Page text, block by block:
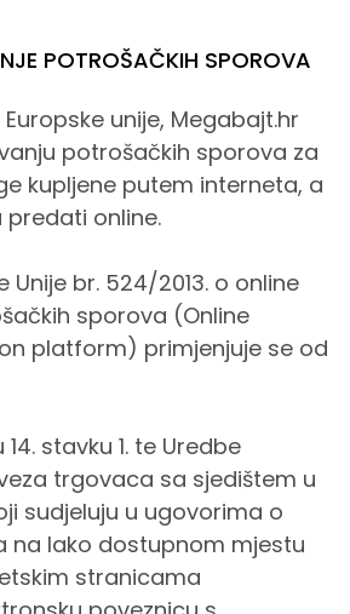
POTROŠAČKIH SPOROVA
unije, Megabajt.hr
potrošačkih sporova za
kupljene putem interneta, a
predati online.
Unije br. 524/2013. o online
sporova (Online
platform) primjenjuje se od
stavku 1. te Uredbe
trgovaca sa sjedištem u
sudjeluju u ugovorima o
na lako dostupnom mjestu
stranicama